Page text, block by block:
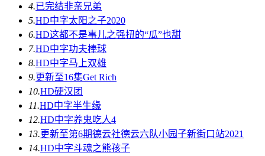
4.已完结非亲兄弟
5.HD中字太阳之子2020
6.HD这都不是事儿之强扭的“瓜”也甜
7.HD中字功夫棒球
8.HD中字马上双雄
9.更新至16集Get Rich
10.HD硬汉团
11.HD中字半生缘
12.HD中字养鬼吃人4
13.更新至第6期德云社德云六队小园子新街口站2021
14.HD中字斗魂之熊孩子